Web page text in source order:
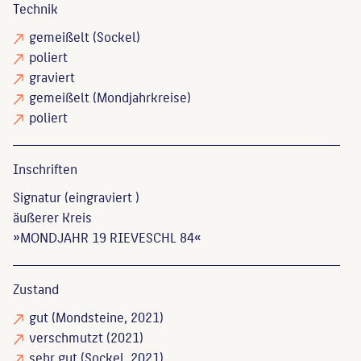
Technik
gemeißelt(Sockel)
poliert
graviert
gemeißelt(Mondjahrkreise)
poliert
Inschriften
Signatur (eingraviert )
äußerer Kreis
»MONDJAHR 19 RIEVESCHL 84«
Zustand
gut(Mondsteine, 2021)
verschmutzt(2021)
sehr gut(Sockel, 2021)